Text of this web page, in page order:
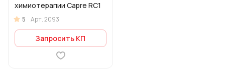
химиотерапии Capre RC1
5 Арт.2093
Запросить КП